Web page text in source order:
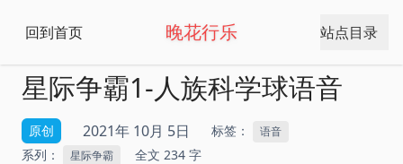
回到首页 晚花行乐 站点目录
星际争霸1-人族科学球语音
原创 2021年 10月 5日 标签： 语音
系列： 星际争霸 全文 234 字